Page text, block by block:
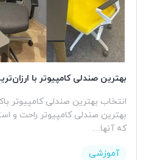
بهترین صندلی کامپیوتر با
انتخاب بهترین صندلی کامپیوتر
بهترین صندلی کامپیوتر راحت و
که آنها…
آموزشی